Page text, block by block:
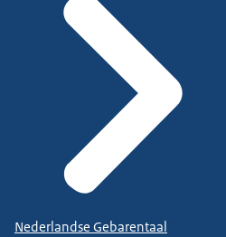
Nederlandse Gebarentaal